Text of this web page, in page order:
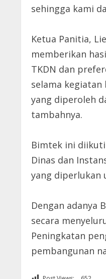
sehingga kami
Ketua Panitia,
memberikan
TKDN dan
selama kegiatan
yang diperoleh
tambahnya.
Bimtek ini diikuti
Dinas dan
yang diperlukan
Dengan adanya
secara
Peningkatan
pembangunan